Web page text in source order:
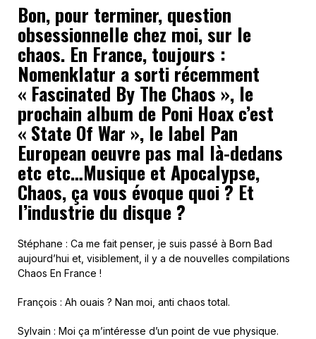
Bon, pour terminer, question
obsessionnelle chez moi, sur le
chaos. En France, toujours :
Nomenklatur a sorti récemment
« Fascinated By The Chaos », le
prochain album de Poni Hoax c’est
« State Of War », le label Pan
European oeuvre pas mal là-dedans
etc etc…Musique et Apocalypse,
Chaos, ça vous évoque quoi ? Et
l’industrie du disque ?
Stéphane : Ca me fait penser, je suis passé à Born Bad
aujourd’hui et, visiblement, il y a de nouvelles compilations
Chaos En France !
François : Ah ouais ? Nan moi, anti chaos total.
Sylvain : Moi ça m’intéresse d’un point de vue physique.